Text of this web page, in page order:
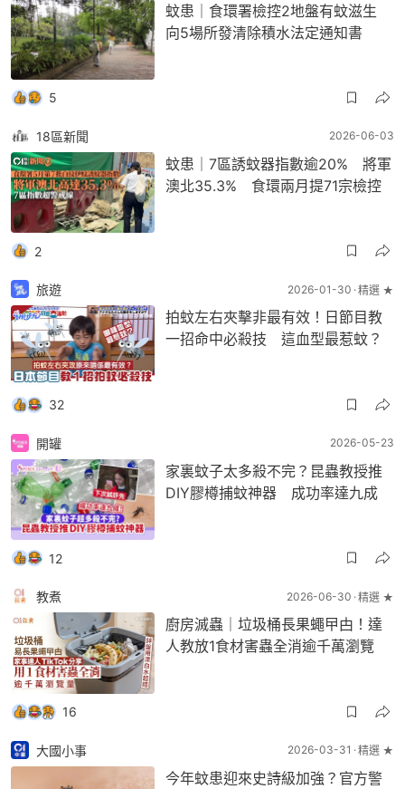
蚊患｜食環署檢控2地盤有蚊滋生
向5場所發清除積水法定通知書
5
18區新聞 2026-06-03
蚊患｜7區誘蚊器指數逾20% 將軍
澳北35.3% 食環兩月提71宗檢控
2
旅遊 2026-01-30 精選 ★
拍蚊左右夾擊非最有效！日節目教
一招命中必殺技 這血型最惹蚊？
32
開罐 2026-05-23
家裏蚊子太多殺不完？昆蟲教授推
DIY膠樽捕蚊神器 成功率達九成
12
教煮 2026-06-30 精選 ★
廚房滅蟲｜垃圾桶長果蠅曱甴！達
人教放1食材害蟲全消逾千萬瀏覽
16
大國小事 2026-03-31 精選 ★
今年蚊患迎來史詩級加強？官方警